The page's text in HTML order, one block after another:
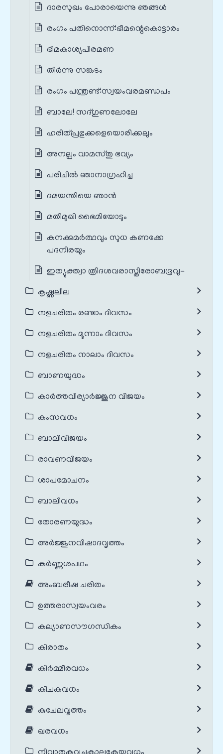
ദാരസുഖം പോരായെന്നു ഞങ്ങൾ
രംഗം പതിനൊന്ന്‌:ഭീമന്റെകൊട്ടാരം
ഭീമകാശ്യപീരമണ
തീർന്നു സങ്കടം
രംഗം പന്ത്രണ്ട്‌:സ്വയംവരമണ്ഡപം
ബാലേ! സദ്ഗുണലോലേ
ഹരിത്പ്രഭുക്കളെയൊരിക്കലും
അനല്പം വാമസ്തു ഭവ്യം
പരിചിൽ ഞാനാഗ്രഹിച്ച
ദമയന്തിയെ ഞാൻ
മതിമുഖി ഭൈമിയോടും
കനക്കുമർത്ഥവും സുധ കണക്കേ
പദനിരയും
ഇത്യുക്ത്വാ ത്രിദശവരാസ്തിരോബഭൂവു-
കൃഷ്ണലീല
നളചരിതം രണ്ടാം ദിവസം
നളചരിതം മൂന്നാം ദിവസം
നളചരിതം നാലാം ദിവസം
ബാണയുദ്ധം
കാർത്തവീര്യാർജ്ജുന വിജയം
കംസവധം
ബാലിവിജയം
രാവണവിജയം
ശാപമോചനം
ബാലിവധം
തോരണയുദ്ധം
അർജ്ജുനവിഷാദവൃത്തം
കർണ്ണശപഥം
അംബരീഷ ചരിതം
ഉത്തരാസ്വയംവരം
കല്യാണസൗഗന്ധികം
കിരാതം
കിർമ്മീരവധം
കീചകവധം
കുചേലവൃത്തം
ഖരവധം